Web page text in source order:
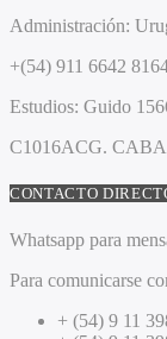
Administración:
+(54) 911 6642
Estudios: Guido
C1016ACG.
CONTACTO
Whatsapp para
Para comunicarse
+ (54) 9 11